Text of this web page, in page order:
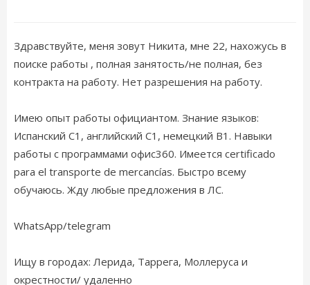
Здравствуйте, меня зовут Никита, мне 22, нахожусь в
поиске работы , полная занятость/не полная, без
контракта на работу. Нет разрешения на работу.
Имею опыт работы официантом. Знание языков:
Испанский C1, английский С1, немецкий В1. Навыки
работы с программами офис360. Имеется certificado
para el transporte de mercancías. Быстро всему
обучаюсь. Жду любые предложения в ЛС.
WhatsApp/telegram
Ищу в городах: Лерида, Таррега, Моллеруса и
окрестности/ удаленно